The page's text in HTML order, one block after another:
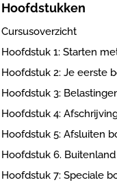
Hoofdstukken
Cursusoverzicht
Hoofdstuk 1: Starten
Hoofdstuk 2: Je eerste
Hoofdstuk 3:
Hoofdstuk 4:
Hoofdstuk 5: Afsluiten
Hoofdstuk 6. Buitenland
Hoofdstuk 7: Speciale